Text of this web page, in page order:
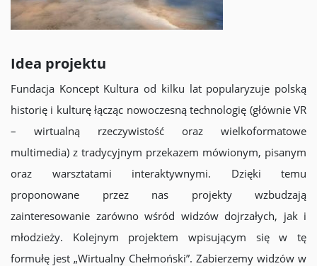
Idea projektu
Fundacja Koncept Kultura od kilku lat popularyzuje polską
historię i kulturę łącząc nowoczesną technologię (głównie VR
– wirtualną rzeczywistość oraz wielkoformatowe
multimedia) z tradycyjnym przekazem mówionym, pisanym
oraz warsztatami interaktywnymi. Dzięki temu
proponowane przez nas projekty wzbudzają
zainteresowanie zarówno wśród widzów dojrzałych, jak i
młodzieży. Kolejnym projektem wpisującym się w tę
formułę jest „Wirtualny Chełmoński”. Zabierzemy widzów w